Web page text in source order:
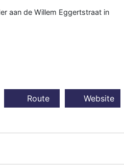
aan de Willem Eggertstraat in
Route Website